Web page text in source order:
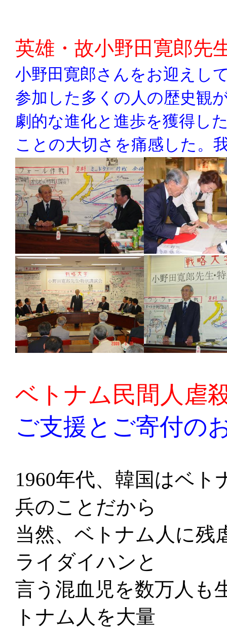
英雄・故小野田寛郎先
小野田寛郎さんをお迎えし
参加した多くの人の歴史観
劇的な進化と進歩を獲得し
ことの大切さを痛感した。
ベトナム民間人虐
ご支援とご寄付の
1960年代、韓国はベト
兵のことだから
当然、ベトナム人に残
ライダイハンと
言う混血児を数万人も
トナム人を大量